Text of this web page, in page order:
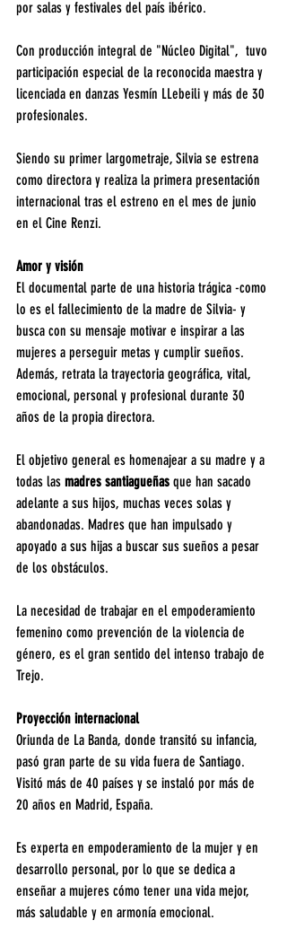
por salas y festivales del país ibérico.
Con producción integral de "Núcleo Digital",  tuvo
participación especial de la reconocida maestra y
licenciada en danzas Yesmín LLebeili y más de 30
profesionales.
Siendo su primer largometraje, Silvia se estrena
como directora y realiza la primera presentación
internacional tras el estreno en el mes de junio
en el Cine Renzi.
Amor y visión
El documental parte de una historia trágica -como
lo es el fallecimiento de la madre de Silvia- y
busca con su mensaje motivar e inspirar a las
mujeres a perseguir metas y cumplir sueños.
Además, retrata la trayectoria geográfica, vital,
emocional, personal y profesional durante 30
años de la propia directora.
El objetivo general es homenajear a su madre y a
todas las madres santiagueñas que han sacado
adelante a sus hijos, muchas veces solas y
abandonadas. Madres que han impulsado y
apoyado a sus hijas a buscar sus sueños a pesar
de los obstáculos.
La necesidad de trabajar en el empoderamiento
femenino como prevención de la violencia de
género, es el gran sentido del intenso trabajo de
Trejo.
Proyección internacional
Oriunda de La Banda, donde transitó su infancia,
pasó gran parte de su vida fuera de Santiago.
Visitó más de 40 países y se instaló por más de
20 años en Madrid, España.
Es experta en empoderamiento de la mujer y en
desarrollo personal, por lo que se dedica a
enseñar a mujeres cómo tener una vida mejor,
más saludable y en armonía emocional.